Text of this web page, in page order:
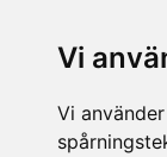
Vi
Vi
Tel: 046150250
FÖLJ OSS PÅ: